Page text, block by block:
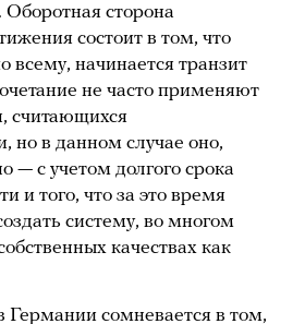
сторона
состоит в том, что
всему, начинается транзит
не часто применяют
считающихся
но в данном случае оно,
— с учетом долгого срока
и того, что за это время
систему, во многом
качествах как
Германии сомневается в том,